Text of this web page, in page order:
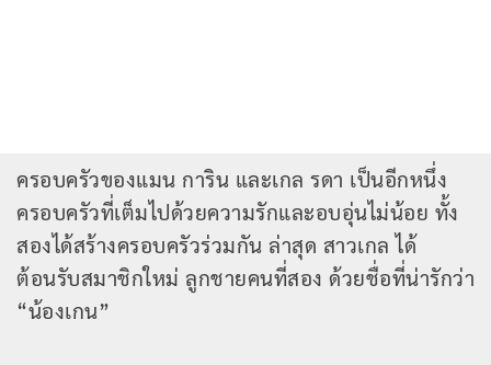
ครอบครัวของแมน การิน และเกล รดา เป็นอีกหนึ่ง
ครอบครัวที่เต็มไปด้วยความรักและอบอุ่นไม่น้อย ทั้ง
สองได้สร้างครอบครัวร่วมกัน ล่าสุด สาวเกล ได้
ต้อนรับสมาชิกใหม่ ลูกชายคนที่สอง ด้วยชื่อที่น่ารักว่า
“น้องเกน”